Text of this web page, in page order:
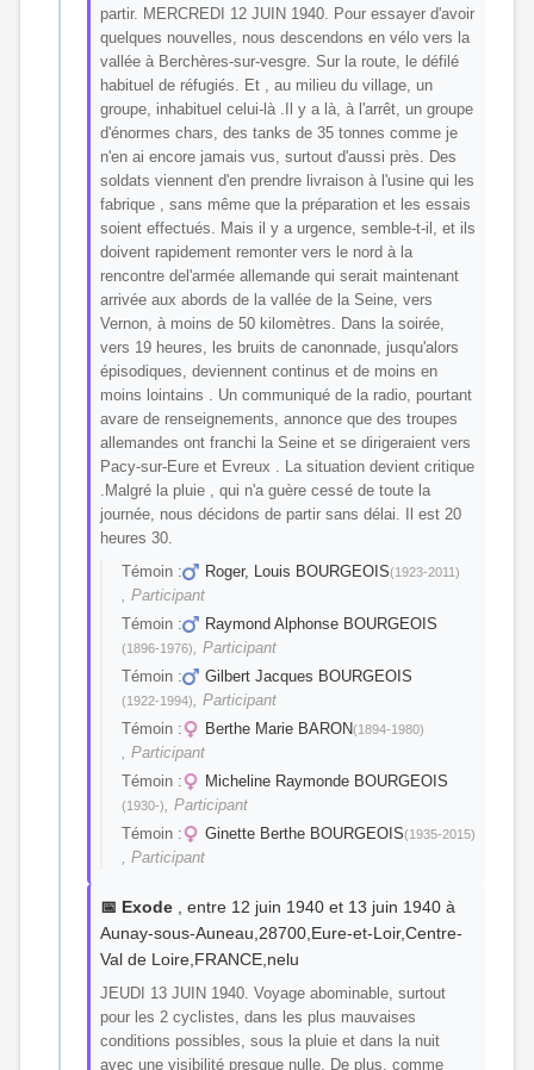
partir. MERCREDI 12 JUIN 1940. Pour essayer d'avoir
quelques nouvelles, nous descendons en vélo vers la
vallée à Berchères-sur-vesgre. Sur la route, le défilé
habituel de réfugiés. Et , au milieu du village, un
groupe, inhabituel celui-là .Il y a là, à l'arrêt, un groupe
d'énormes chars, des tanks de 35 tonnes comme je
n'en ai encore jamais vus, surtout d'aussi près. Des
soldats viennent d'en prendre livraison à l'usine qui les
fabrique , sans même que la préparation et les essais
soient effectués. Mais il y a urgence, semble-t-il, et ils
doivent rapidement remonter vers le nord à la
rencontre del'armée allemande qui serait maintenant
arrivée aux abords de la vallée de la Seine, vers
Vernon, à moins de 50 kilomètres. Dans la soirée,
vers 19 heures, les bruits de canonnade, jusqu'alors
épisodiques, deviennent continus et de moins en
moins lointains . Un communiqué de la radio, pourtant
avare de renseignements, annonce que des troupes
allemandes ont franchi la Seine et se dirigeraient vers
Pacy-sur-Eure et Evreux . La situation devient critique
.Malgré la pluie , qui n'a guère cessé de toute la
journée, nous décidons de partir sans délai. Il est 20
heures 30.
Témoin :
Roger, Louis BOURGEOIS(1923-2011)
, Participant
Témoin :
Raymond Alphonse BOURGEOIS
(1896-1976), Participant
Témoin :
Gilbert Jacques BOURGEOIS
(1922-1994), Participant
Témoin :
Berthe Marie BARON(1894-1980)
, Participant
Témoin :
Micheline Raymonde BOURGEOIS
(1930-), Participant
Témoin :
Ginette Berthe BOURGEOIS(1935-2015)
, Participant
📅 Exode , entre 12 juin 1940 et 13 juin 1940 à
Aunay-sous-Auneau,28700,Eure-et-Loir,Centre-
Val de Loire,FRANCE,nelu
JEUDI 13 JUIN 1940. Voyage abominable, surtout
pour les 2 cyclistes, dans les plus mauvaises
conditions possibles, sous la pluie et dans la nuit
avec une visibilité presque nulle. De plus, comme